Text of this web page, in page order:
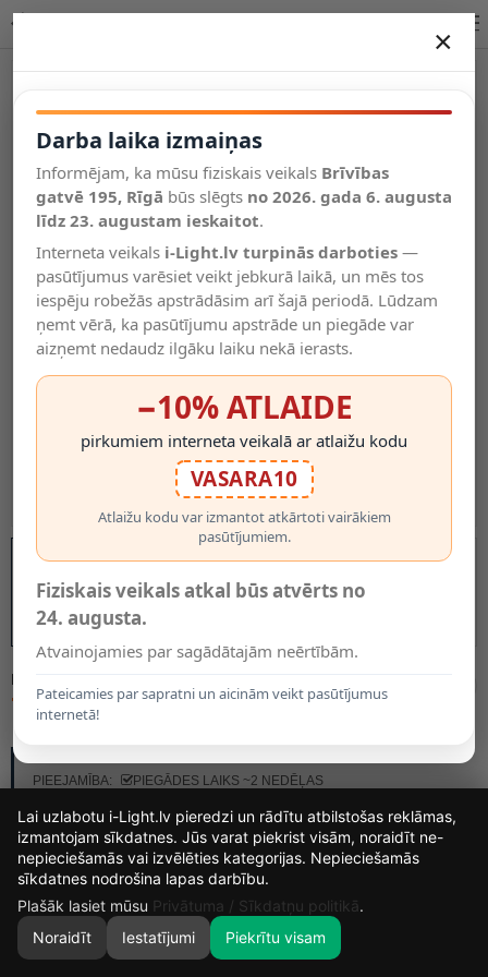
Salīdzināt
Vēlmju
saraksts
Valodas
0
MODELIS:
74.95€
PIEEJAMĪBA:
PIEGĀDES LAIKS ~2 NEDĒĻAS
×
Darba laika izmaiņas
Informējam, ka mūsu fiziskais veikals Brīvības
gatvē 195, Rīgā būs slēgts no 2026. gada 6. augusta
līdz 23. augustam ieskaitot.
Interneta veikals i-Light.lv turpinās darboties —
pasūtījumus varēsiet veikt jebkurā laikā, un mēs tos
iespēju robežās apstrādāsim arī šajā periodā. Lūdzam
ņemt vērā, ka pasūtījumu apstrāde un piegāde var
aizņemt nedaudz ilgāku laiku nekā ierasts.
−10% ATLAIDE
pirkumiem interneta veikalā ar atlaižu kodu
VASARA10
Atlaižu kodu var izmantot atkārtoti vairākiem
pasūtījumiem.
Fiziskais veikals atkal būs atvērts no
24. augusta.
Atvainojamies par sagādātajām neērtībām.
Pateicamies par sapratni un aicinām veikt pasūtījumus
internetā!
14
DIENAS
16
STUNDAS
37
MIN.
30
Lai uzlabotu i-Light.lv pieredzi un rādītu atbilstošas reklāmas,
izmantojam sīkdatnes. Jūs varat piekrist visām, noraidīt ne-
nepieciešamās vai izvēlēties kategorijas. Nepieciešamās
sīkdatnes nodrošina lapas darbību.
Plašāk lasiet mūsu Privātuma / Sīkdatņu politikā.
Noraidīt
Iestatījumi Piekrītu visam